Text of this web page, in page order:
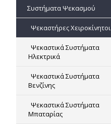
Συστήματα Ψεκασμού
Ψεκαστήρες Χειροκίνητοι
Ψεκαστικά Συστήματα
Ηλεκτρικά
Ψεκαστικά Συστήματα
Βενζίνης
Ψεκαστικά Συστήματα
Μπαταρίας